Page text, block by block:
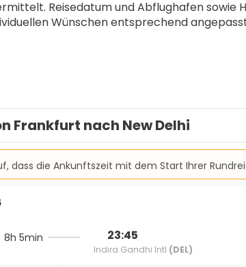
Reisedatum und Abflughafen
Wünschen entsprechend
Frankfurt nach New Delhi
dass die Ankunftszeit mit dem Start Ihrer
8h 5min 23:45
Indira Gandhi Intl (DEL)